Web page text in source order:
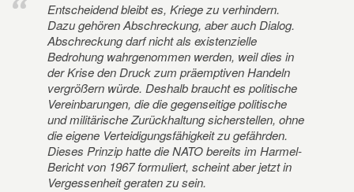
Entscheidend bleibt es, Kriege zu verhindern.
Dazu gehören Abschreckung, aber auch Dialog.
Abschreckung darf nicht als existenzielle
Bedrohung wahrgenommen werden, weil dies in
der Krise den Druck zum präemptiven Handeln
vergrößern würde. Deshalb braucht es politische
Vereinbarungen, die die gegenseitige politische
und militärische Zurückhaltung sicherstellen, ohne
die eigene Verteidigungsfähigkeit zu gefährden.
Dieses Prinzip hatte die NATO bereits im Harmel-
Bericht von 1967 formuliert, scheint aber jetzt in
Vergessenheit geraten zu sein.